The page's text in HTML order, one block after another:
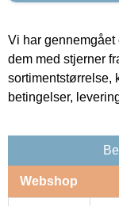
Vi har
dem med stjerner
sortimentstørrelse,
betingelser,
Webshop